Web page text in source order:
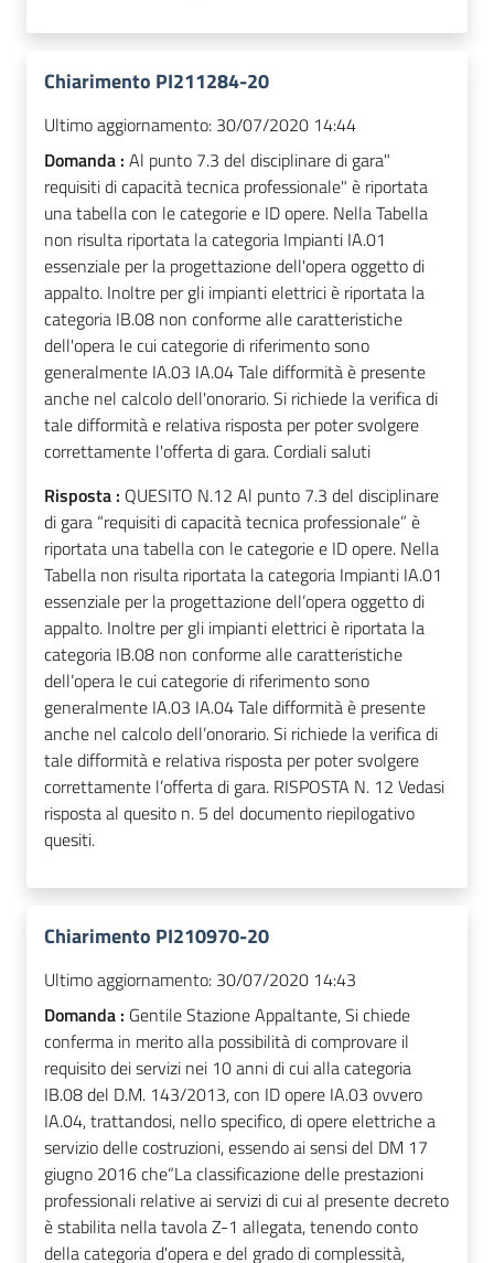
Chiarimento PI211284-20
Ultimo aggiornamento: 30/07/2020 14:44
Domanda : Al punto 7.3 del disciplinare di gara"
requisiti di capacità tecnica professionale" è riportata
una tabella con le categorie e ID opere. Nella Tabella
non risulta riportata la categoria Impianti IA.01
essenziale per la progettazione dell'opera oggetto di
appalto. Inoltre per gli impianti elettrici è riportata la
categoria IB.08 non conforme alle caratteristiche
dell'opera le cui categorie di riferimento sono
generalmente IA.03 IA.04 Tale difformità è presente
anche nel calcolo dell'onorario. Si richiede la verifica di
tale difformità e relativa risposta per poter svolgere
correttamente l'offerta di gara. Cordiali saluti
Risposta : QUESITO N.12 Al punto 7.3 del disciplinare
di gara “requisiti di capacità tecnica professionale” è
riportata una tabella con le categorie e ID opere. Nella
Tabella non risulta riportata la categoria Impianti IA.01
essenziale per la progettazione dell’opera oggetto di
appalto. Inoltre per gli impianti elettrici è riportata la
categoria IB.08 non conforme alle caratteristiche
dell’opera le cui categorie di riferimento sono
generalmente IA.03 IA.04 Tale difformità è presente
anche nel calcolo dell’onorario. Si richiede la verifica di
tale difformità e relativa risposta per poter svolgere
correttamente l’offerta di gara. RISPOSTA N. 12 Vedasi
risposta al quesito n. 5 del documento riepilogativo
quesiti.
Chiarimento PI210970-20
Ultimo aggiornamento: 30/07/2020 14:43
Domanda : Gentile Stazione Appaltante, Si chiede
conferma in merito alla possibilità di comprovare il
requisito dei servizi nei 10 anni di cui alla categoria
IB.08 del D.M. 143/2013, con ID opere IA.03 ovvero
IA.04, trattandosi, nello specifico, di opere elettriche a
servizio delle costruzioni, essendo ai sensi del DM 17
giugno 2016 che“La classificazione delle prestazioni
professionali relative ai servizi di cui al presente decreto
è stabilita nella tavola Z-1 allegata, tenendo conto
della categoria d'opera e del grado di complessità,